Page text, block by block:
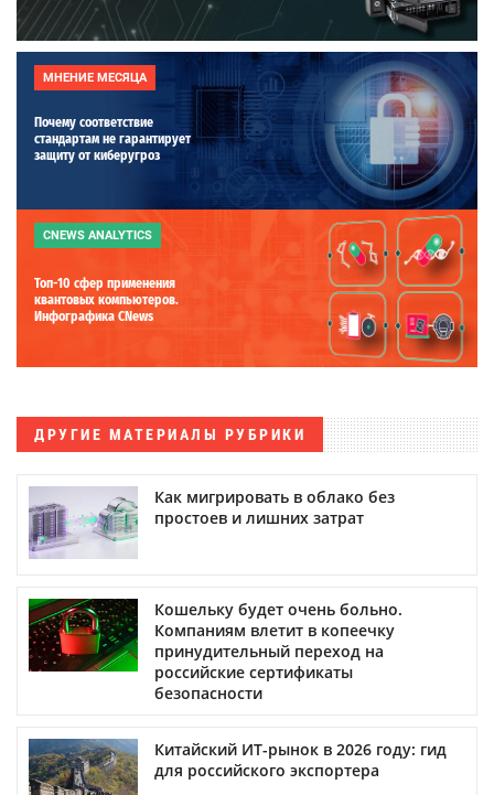
МНЕНИЕ МЕСЯЦА
Почему соответствие
стандартам не гарантирует
защиту от киберугроз
CNEWS ANALYTICS
Топ-10 сфер применения
квантовых компьютеров.
Инфографика CNews
ДРУГИЕ МАТЕРИАЛЫ РУБРИКИ
Как мигрировать в облако без
простоев и лишних затрат
Кошельку будет очень больно.
Компаниям влетит в копеечку
принудительный переход на
российские сертификаты
безопасности
Китайский ИТ-рынок в 2026 году: гид
для российского экспортера